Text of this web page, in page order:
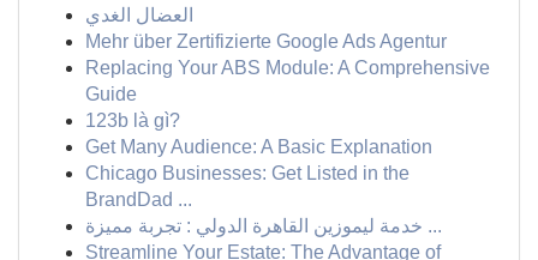
العضال الغدي
Mehr über Zertifizierte Google Ads Agentur
Replacing Your ABS Module: A Comprehensive
Guide
123b là gì?
Get Many Audience: A Basic Explanation
Chicago Businesses: Get Listed in the
BrandDad ...
خدمة ليموزين القاهرة الدولي : تجربة مميزة ...
Streamline Your Estate: The Advantage of